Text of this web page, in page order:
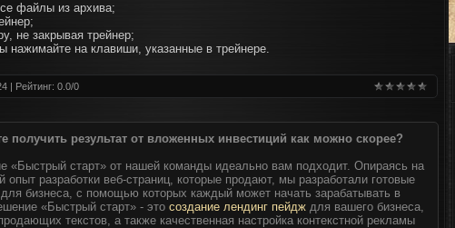
файлы из архива;
не закрывая трейнер;
нажимайте на клавиши, указанные в трейнере.
| Рейтинг: 0.0/0
получить результат от вложенных инвестиций как можно скорее?
«Быстрый старт» от нашей команды идеально вам подходит. Опираясь на
опыт разработки веб-страниц, которые продают, мы разработали готовые
бизнеса, с помощью которых каждый может начать зарабатывать в
«Быстрый старт» - это создание лендинг пейдж для вашего бизнеса,
текстов, а также качественная настройка контекстной рекламы